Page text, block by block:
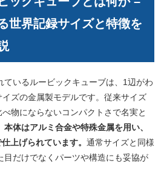
世界記録サイズと特徴を
ているルービックキューブは、1辺がわ
ズの金属製モデルです。従来サイズ
物にならないコンパクトさで名実と
本体はアルミ合金や特殊金属を用い、
上げられています。 通常サイズと同様
目だけでなくパーツや構造にも妥協が